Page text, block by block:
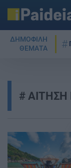
ΔΗΜΟΦΙΛΗ
ΘΕΜΑΤΑ
ΑΙΤΗΣΗ